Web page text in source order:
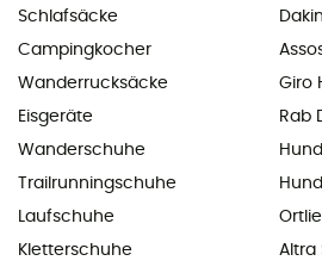
Schlafsäcke
Campingkocher
Wanderrucksäcke
Eisgeräte
Wanderschuhe
Trailrunningschuhe
Laufschuhe
Kletterschuhe
Giro
Rab
Altra